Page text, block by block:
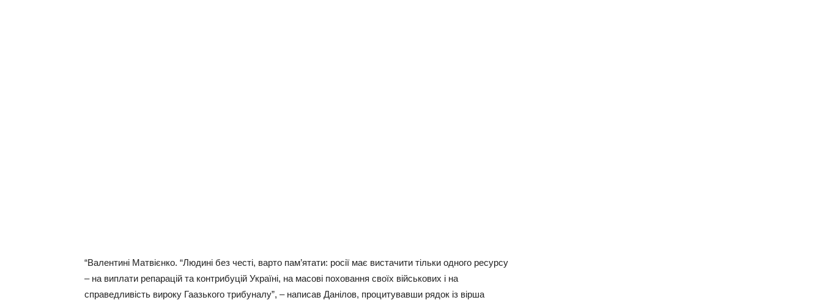
“Валентині Матвієнко. “Людині без честі, варто пам’ятати: росії має вистачити тільки одного ресурсу
– на виплати репарацій та контрибуцій Україні, на масові поховання своїх військових і на
справедливість вироку Гаазького трибуналу”, – написав Данілов, процитувавши рядок із вірша